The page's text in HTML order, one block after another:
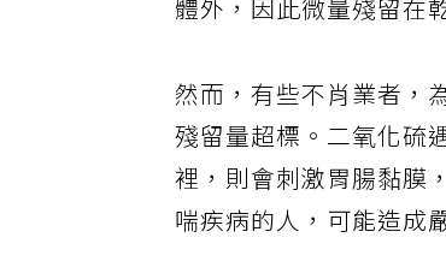
體外，因此微量殘留在
然而，有些不肖業者，
殘留量超標。二氧化硫
裡，則會刺激胃腸黏膜
喘疾病的人，可能造成